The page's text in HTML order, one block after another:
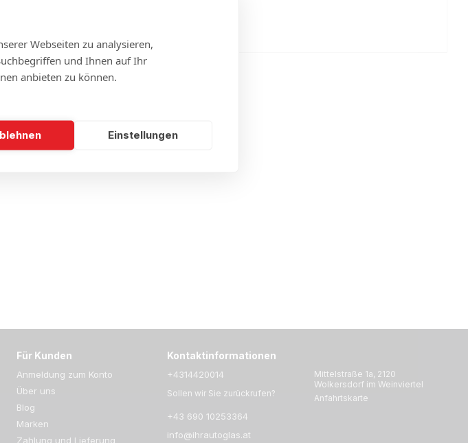
Für Kunden
Anmeldung zum Konto
Über uns
Blog
Marken
Zahlung und Lieferung
Kontaktinformationen
+4314420014
Sollen wir Sie zurückrufen?
+43 690 10253364
info@ihrautoglas.at
Mittelstraße 1a, 2120
Wolkersdorf im Weinviertel
Anfahrtskarte
Webseiten zu analysieren,
und Ihnen auf Ihr
anbieten zu können.
Einstellungen